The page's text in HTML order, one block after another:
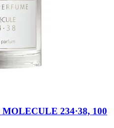
MOLECULE 234·38, 100